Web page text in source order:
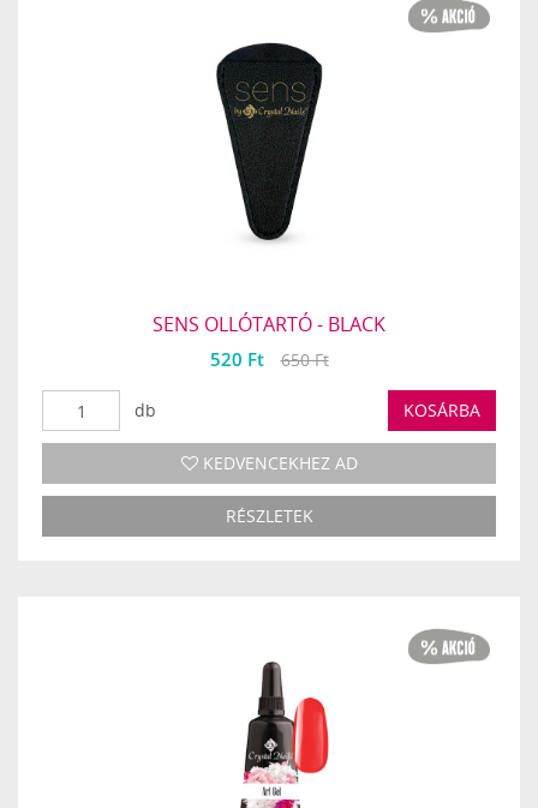
SENS OLLÓTARTÓ - BLACK
520 Ft 650 Ft
db KOSÁRBA
KEDVENCEKHEZ AD
RÉSZLETEK